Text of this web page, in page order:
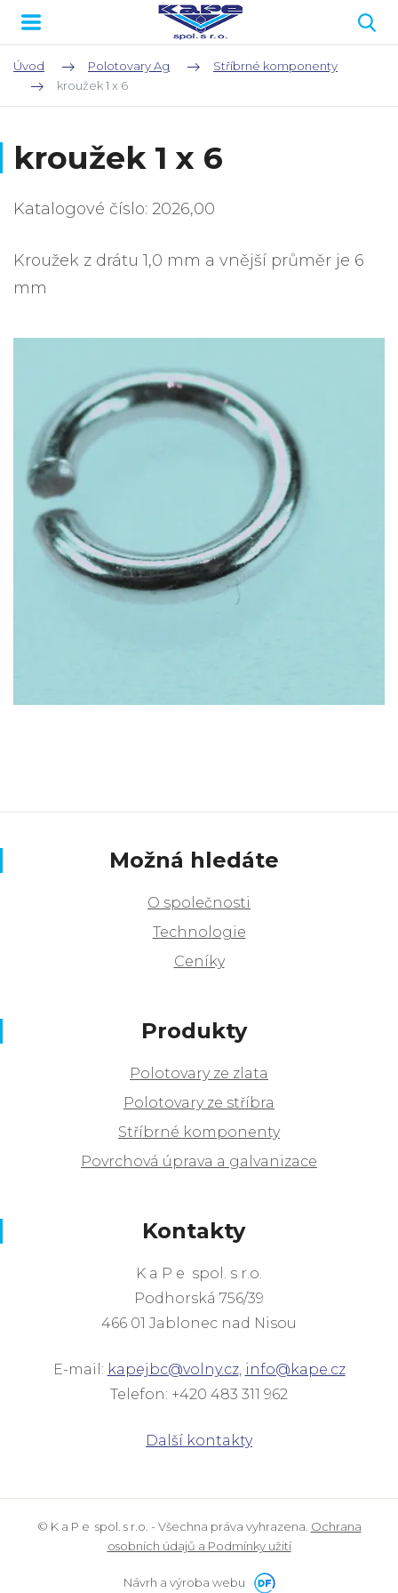
Úvod Polotovary Ag
Stříbrné komponenty
kroužek 1 x 6
kroužek 1 x 6
Katalogové číslo: 2026,00
Kroužek z drátu 1,0 mm a vnější průměr je 6
mm
Možná hledáte
O společnosti
Technologie
Ceníky
Produkty
Polotovary ze zlata
Polotovary ze stříbra
Stříbrné komponenty
Povrchová úprava a galvanizace
Kontakty
K a P e spol. s r.o.
Podhorská 756/39
466 01 Jablonec nad Nisou
E-mail: kapejbc@volny.cz, info@kape.cz
Telefon: +420 483 311 962
Další kontakty
© K a P e spol. s r.o. - Všechna práva vyhrazena. Ochrana
osobních údajů a Podmínky užití
Návrh a výroba webu